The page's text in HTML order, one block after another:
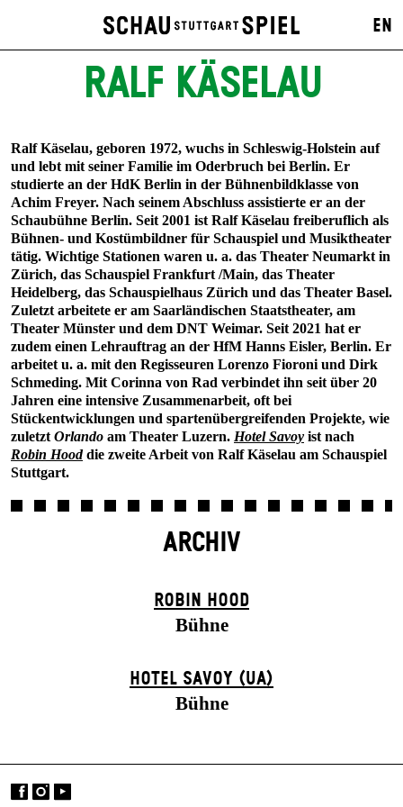
EN
RALF KÄSELAU
Ralf Käselau, geboren 1972, wuchs in Schleswig-Holstein auf
und lebt mit seiner Familie im Oderbruch bei Berlin. Er
studierte an der HdK Berlin in der Bühnenbildklasse von
Achim Freyer. Nach seinem Abschluss assistierte er an der
Schaubühne Berlin. Seit 2001 ist Ralf Käselau freiberuflich als
Bühnen- und Kostümbildner für Schauspiel und Musiktheater
tätig. Wichtige Stationen waren u. a. das Theater Neumarkt in
Zürich, das Schauspiel Frankfurt /Main, das Theater
Heidelberg, das Schauspielhaus Zürich und das Theater Basel.
Zuletzt arbeitete er am Saarländischen Staatstheater, am
Theater Münster und dem DNT Weimar. Seit 2021 hat er
zudem einen Lehrauftrag an der HfM Hanns Eisler, Berlin. Er
arbeitet u. a. mit den Regisseuren Lorenzo Fioroni und Dirk
Schmeding. Mit Corinna von Rad verbindet ihn seit über 20
Jahren eine intensive Zusammenarbeit, oft bei
Stückentwicklungen und spartenübergreifenden Projekte, wie
zuletzt Orlando am Theater Luzern. Hotel Savoy ist nach
Robin Hooddie zweite Arbeit von Ralf Käselau am Schauspiel
Stuttgart.
ARCHIV
ROBIN HOOD
Bühne
HOTEL SAVOY (UA)
Bühne